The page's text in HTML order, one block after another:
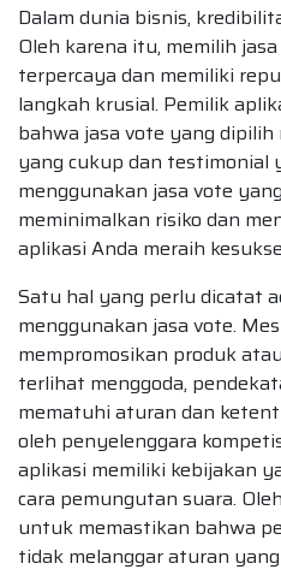
Dalam dunia bisnis,
Oleh karena itu, memilih
terpercaya dan memiliki
langkah krusial. Pemilik
bahwa jasa vote yang
yang cukup dan testimonial
menggunakan jasa vote
meminimalkan risiko dan
aplikasi Anda meraih
Satu hal yang perlu dicatat
menggunakan jasa vote.
mempromosikan produk
terlihat menggoda,
mematuhi aturan dan
oleh penyelenggara
aplikasi memiliki kebijakan
cara pemungutan suara.
untuk memastikan bahwa
tidak melanggar aturan yang